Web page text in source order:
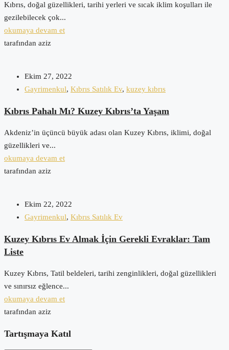
Kıbrıs, doğal güzellikleri, tarihi yerleri ve sıcak iklim koşulları ile
gezilebilecek çok...
okumaya devam et
tarafından aziz
Ekim 27, 2022
Gayrimenkul, Kıbrıs Satılık Ev, kuzey kıbrıs
Kıbrıs Pahalı Mı? Kuzey Kıbrıs’ta Yaşam
Akdeniz’in üçüncü büyük adası olan Kuzey Kıbrıs, iklimi, doğal
güzellikleri ve...
okumaya devam et
tarafından aziz
Ekim 22, 2022
Gayrimenkul, Kıbrıs Satılık Ev
Kuzey Kıbrıs Ev Almak İçin Gerekli Evraklar: Tam
Liste
Kuzey Kıbrıs, Tatil beldeleri, tarihi zenginlikleri, doğal güzellikleri
ve sınırsız eğlence...
okumaya devam et
tarafından aziz
Tartışmaya Katıl